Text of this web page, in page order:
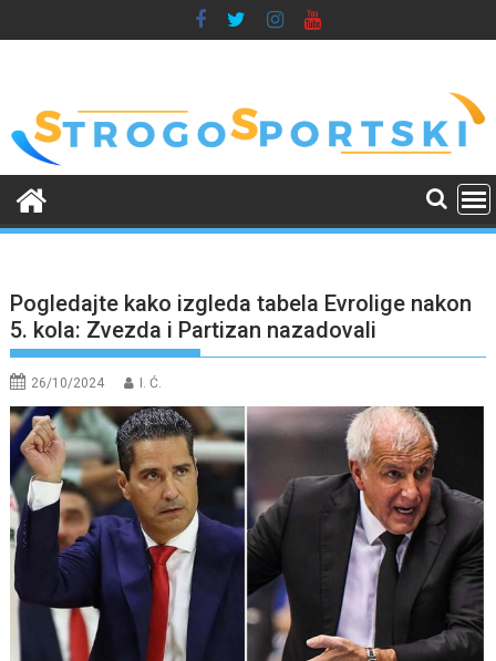
to
Pogledajte kako izgleda tabela Evrolige nakon
5. kola: Zvezda i Partizan nazadovali
26/10/2024 I. Ć.